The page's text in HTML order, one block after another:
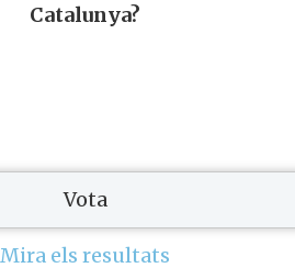
Catalunya?
Mira els resultats